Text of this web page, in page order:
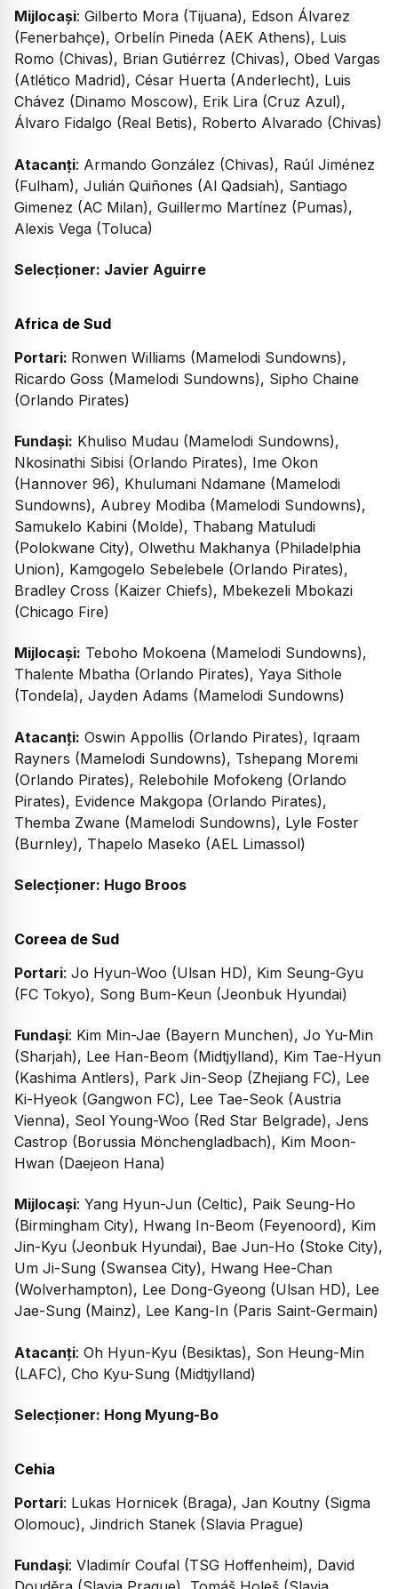
Mijlocași: Gilberto Mora (Tijuana), Edson Álvarez
(Fenerbahçe), Orbelín Pineda (AEK Athens), Luis
Romo (Chivas), Brian Gutiérrez (Chivas), Obed Vargas
(Atlético Madrid), César Huerta (Anderlecht), Luis
Chávez (Dinamo Moscow), Erik Lira (Cruz Azul),
Álvaro Fidalgo (Real Betis), Roberto Alvarado (Chivas)
Atacanți: Armando González (Chivas), Raúl Jiménez
(Fulham), Julián Quiñones (Al Qadsiah), Santiago
Gimenez (AC Milan), Guillermo Martínez (Pumas),
Alexis Vega (Toluca)
Selecționer: Javier Aguirre
Africa de Sud
Portari: Ronwen Williams (Mamelodi Sundowns),
Ricardo Goss (Mamelodi Sundowns), Sipho Chaine
(Orlando Pirates)
Fundași: Khuliso Mudau (Mamelodi Sundowns),
Nkosinathi Sibisi (Orlando Pirates), Ime Okon
(Hannover 96), Khulumani Ndamane (Mamelodi
Sundowns), Aubrey Modiba (Mamelodi Sundowns),
Samukelo Kabini (Molde), Thabang Matuludi
(Polokwane City), Olwethu Makhanya (Philadelphia
Union), Kamgogelo Sebelebele (Orlando Pirates),
Bradley Cross (Kaizer Chiefs), Mbekezeli Mbokazi
(Chicago Fire)
Mijlocași: Teboho Mokoena (Mamelodi Sundowns),
Thalente Mbatha (Orlando Pirates), Yaya Sithole
(Tondela), Jayden Adams (Mamelodi Sundowns)
Atacanți: Oswin Appollis (Orlando Pirates), Iqraam
Rayners (Mamelodi Sundowns), Tshepang Moremi
(Orlando Pirates), Relebohile Mofokeng (Orlando
Pirates), Evidence Makgopa (Orlando Pirates),
Themba Zwane (Mamelodi Sundowns), Lyle Foster
(Burnley), Thapelo Maseko (AEL Limassol)
Selecționer: Hugo Broos
Coreea de Sud
Portari: Jo Hyun-Woo (Ulsan HD), Kim Seung-Gyu
(FC Tokyo), Song Bum-Keun (Jeonbuk Hyundai)
Fundași: Kim Min-Jae (Bayern Munchen), Jo Yu-Min
(Sharjah), Lee Han-Beom (Midtjylland), Kim Tae-Hyun
(Kashima Antlers), Park Jin-Seop (Zhejiang FC), Lee
Ki-Hyeok (Gangwon FC), Lee Tae-Seok (Austria
Vienna), Seol Young-Woo (Red Star Belgrade), Jens
Castrop (Borussia Mönchengladbach), Kim Moon-
Hwan (Daejeon Hana)
Mijlocași: Yang Hyun-Jun (Celtic), Paik Seung-Ho
(Birmingham City), Hwang In-Beom (Feyenoord), Kim
Jin-Kyu (Jeonbuk Hyundai), Bae Jun-Ho (Stoke City),
Um Ji-Sung (Swansea City), Hwang Hee-Chan
(Wolverhampton), Lee Dong-Gyeong (Ulsan HD), Lee
Jae-Sung (Mainz), Lee Kang-In (Paris Saint-Germain)
Atacanți: Oh Hyun-Kyu (Besiktas), Son Heung-Min
(LAFC), Cho Kyu-Sung (Midtjylland)
Selecționer: Hong Myung-Bo
Cehia
Portari: Lukas Hornicek (Braga), Jan Koutny (Sigma
Olomouc), Jindrich Stanek (Slavia Prague)
Fundași: Vladimír Coufal (TSG Hoffenheim), David